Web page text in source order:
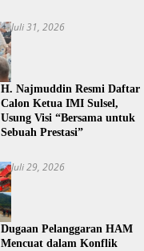
Juli 31, 2026
H. Najmuddin Resmi Daftar
Calon Ketua IMI Sulsel,
Usung Visi “Bersama untuk
Sebuah Prestasi”
Juli 29, 2026
Dugaan Pelanggaran HAM
Mencuat dalam Konflik